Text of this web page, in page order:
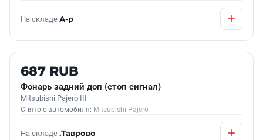
На складе А-р
Б/У В НАЛИЧИИ
687 RUB
Фонарь задний доп (стоп сигнал)
Mitsubishi Pajero III
Снято с автомобиля: Mitsubishi Pajero
На складе .Таврово